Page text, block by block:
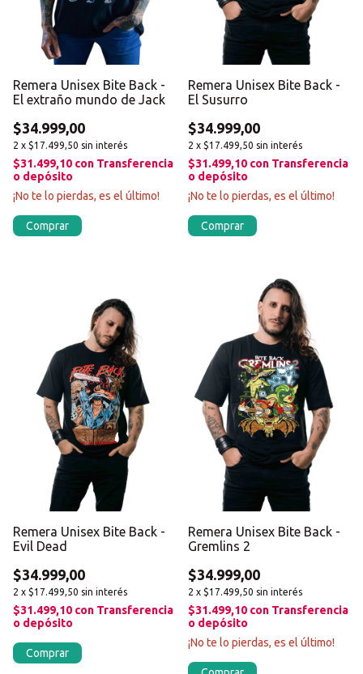
Remera Unisex Bite Back -
El extraño mundo de Jack
$34.999,00
2 x $17.499,50 sin interés
$31.499,10 con Transferencia
o depósito
¡No te lo pierdas, es el último!
Comprar
Remera Unisex Bite Back -
El Susurro
$34.999,00
2 x $17.499,50 sin interés
$31.499,10 con Transferencia
o depósito
¡No te lo pierdas, es el último!
Comprar
Remera Unisex Bite Back -
Evil Dead
$34.999,00
2 x $17.499,50 sin interés
$31.499,10 con Transferencia
o depósito
Comprar
Remera Unisex Bite Back -
Gremlins 2
$34.999,00
2 x $17.499,50 sin interés
$31.499,10 con Transferencia
o depósito
¡No te lo pierdas, es el último!